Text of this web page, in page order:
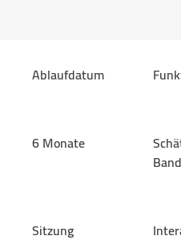
Ablaufdatum
6 Monate
Sitzung